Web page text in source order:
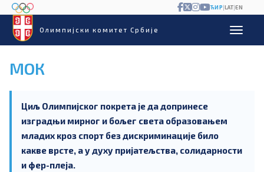
Олимпијски комитет Србије
ЋИР|LAT|EN
МОК
Циљ Олимпијског покрета је да допринесе
изградњи мирног и бољег света образовањем
младих кроз спорт без дискриминације било
какве врсте, а у духу пријатељства, солидарности
и фер-плеја.